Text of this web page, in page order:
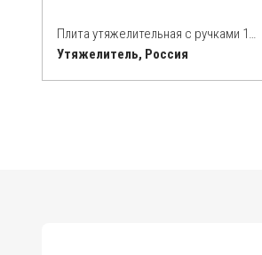
Плита утяжелительная с ручками 120 кг
Утяжелитель, Россия